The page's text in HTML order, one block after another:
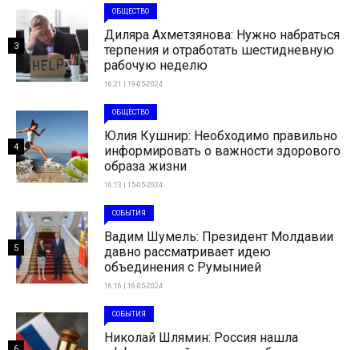
ОБЩЕСТВО
Диляра Ахметзянова: Нужно набраться
терпения и отработать шестидневную
рабочую неделю
16:21 | 19-05-2024
3
ОБЩЕСТВО
Юлия Кушнир: Необходимо правильно
информировать о важности здорового
образа жизни
16:13 | 15-05-2024
4
СОБЫТИЯ
Вадим Шумель: Президент Молдавии
давно рассматривает идею
объединения с Румынией
16:16 | 16-05-2024
5
СОБЫТИЯ
Николай Шлямин: Россия нашла